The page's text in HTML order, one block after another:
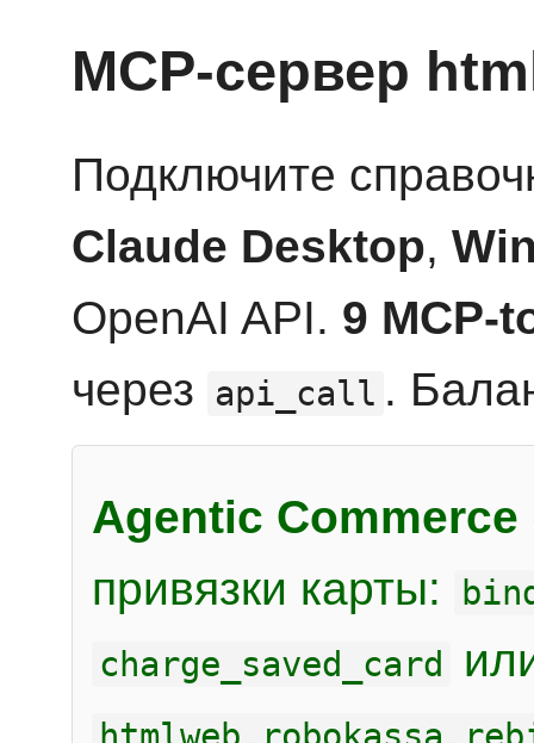
MCP-сервер
Подключите
Claude Desktop,
OpenAI API. 9 MCP-
через api_call .
Agentic Commerce
привязки карты:
charge_saved_card